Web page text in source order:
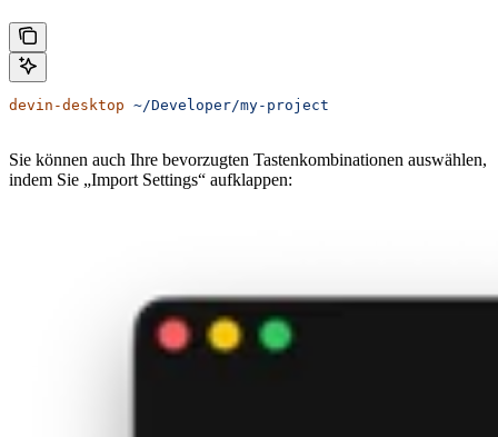
devin-desktop ~/Developer/my-project
Sie können auch Ihre bevorzugten Tastenkombinationen auswählen,
indem Sie „Import Settings“ aufklappen: